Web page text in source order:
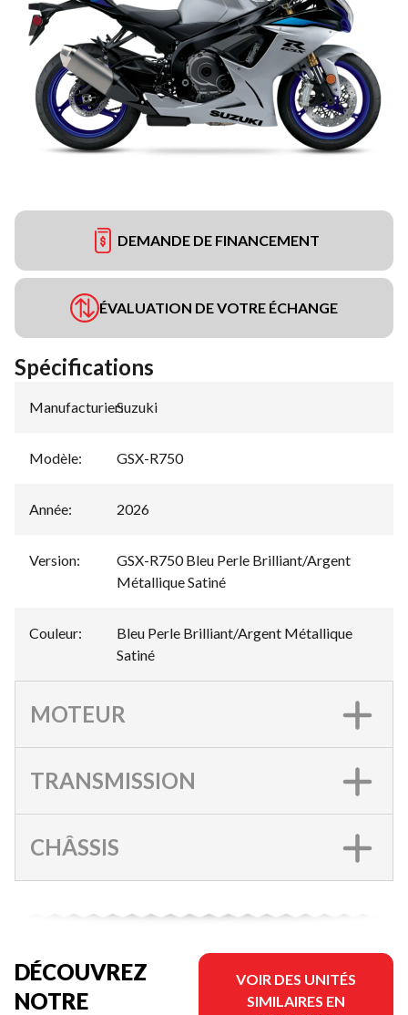
DEMANDE DE FINANCEMENT
ÉVALUATION DE VOTRE ÉCHANGE
Spécifications
Manufacturier:
Suzuki
Modèle: GSX-R750
Année: 2026
Version:
GSX-R750 Bleu Perle Brilliant/Argent
Métallique Satiné
Couleur:
Bleu Perle Brilliant/Argent Métallique
Satiné
MOTEUR
TRANSMISSION
CHÂSSIS
DÉCOUVREZ
NOTRE
VOIR DES UNITÉS
SIMILAIRES EN